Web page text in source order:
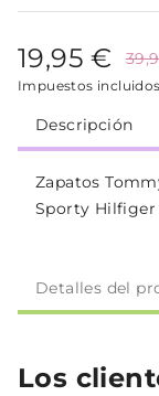
19,95 €
Impuestos incluidos
Descripción
Zapatos
Sporty Hilfiger
Detalles del
Los